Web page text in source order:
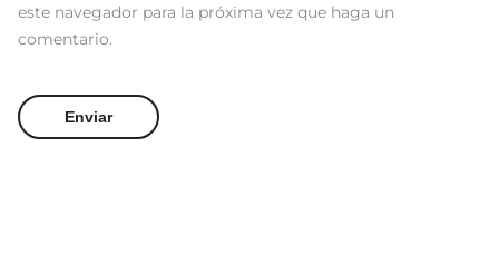
este navegador para la próxima vez que haga un
comentario.